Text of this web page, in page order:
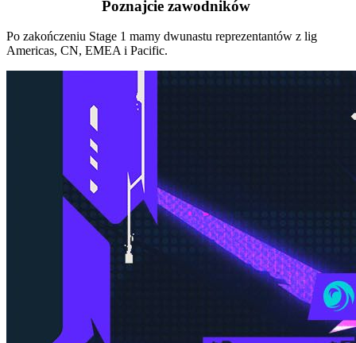
Poznajcie zawodników
Po zakończeniu Stage 1 mamy dwunastu reprezentantów z lig
Americas, CN, EMEA i Pacific.